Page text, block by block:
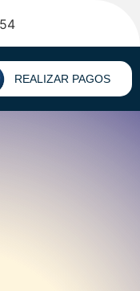
REALIZAR PAGOS